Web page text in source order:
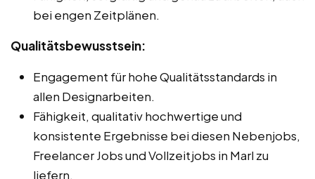
bei engen Zeitplänen.
Qualitätsbewusstsein:
Engagement für hohe Qualitätsstandards in
allen Designarbeiten.
Fähigkeit, qualitativ hochwertige und
konsistente Ergebnisse bei diesen Nebenjobs,
Freelancer Jobs und Vollzeitjobs in Marl zu
liefern.